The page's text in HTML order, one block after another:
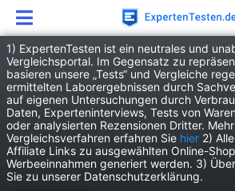
Haushalt
Küchengeräte
Heißluftfritteuse mit Grillfunktion
Grillfunktion
1) ExpertenTesten ist ein neutrales und
Vergleichsportal. Im Gegensatz zu
basieren unsere „Tests“ und Vergleiche
ermittelten Laborergebnissen durch
auf eigenen Untersuchungen durch
Daten, Experteninterviews, Tests von
oder analysierten Rezensionen Dritter.
Vergleichsverfahren erfahren Sie hier 2)
Affiliate Links zu ausgewählten Online-
Werbeeinnahmen generiert werden. 3) Über
Sie zu unserer Datenschutzerklärung.